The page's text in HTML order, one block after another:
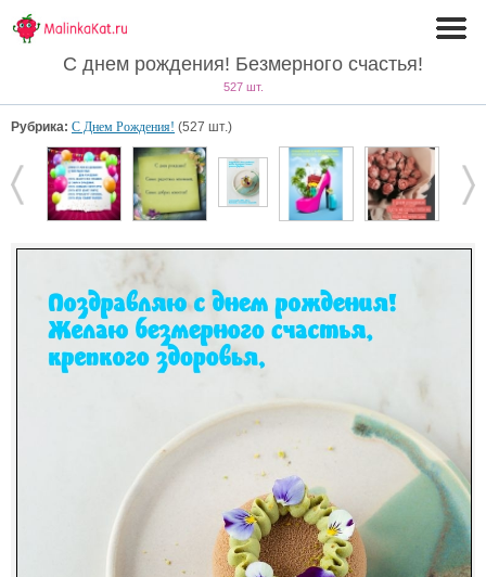
С днем рождения! Безмерного счастья!
527 шт.
Рубрика: С Днем Рождения! (527 шт.)